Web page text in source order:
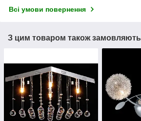
Всі умови повернення
З цим товаром також замовляють